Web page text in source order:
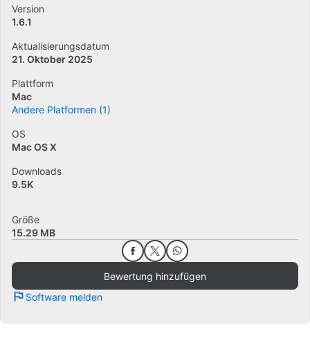
Version
1.6.1
Aktualisierungsdatum
21. Oktober 2025
Plattform
Mac
Andere Platformen (1)
OS
Mac OS X
Downloads
9.5K
Größe
15.29 MB
Bewertung hinzufügen
Software melden